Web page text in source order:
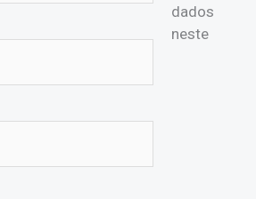
dados
neste